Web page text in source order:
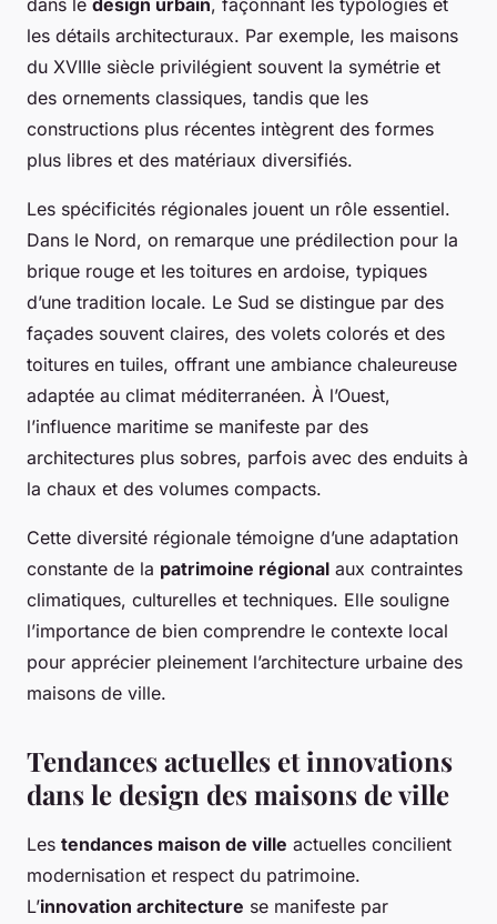
les détails architecturaux. Par exemple, les maisons
du XVIIIe siècle privilégient souvent la symétrie et
des ornements classiques, tandis que les
constructions plus récentes intègrent des formes
plus libres et des matériaux diversifiés.
Les spécificités régionales jouent un rôle essentiel.
Dans le Nord, on remarque une prédilection pour la
brique rouge et les toitures en ardoise, typiques
d’une tradition locale. Le Sud se distingue par des
façades souvent claires, des volets colorés et des
toitures en tuiles, offrant une ambiance chaleureuse
adaptée au climat méditerranéen. À l’Ouest,
l’influence maritime se manifeste par des
architectures plus sobres, parfois avec des enduits à
la chaux et des volumes compacts.
Cette diversité régionale témoigne d’une adaptation
constante de la patrimoine régional aux contraintes
climatiques, culturelles et techniques. Elle souligne
l’importance de bien comprendre le contexte local
pour apprécier pleinement l’architecture urbaine des
maisons de ville.
Tendances actuelles et innovations
dans le design des maisons de ville
Les tendances maison de ville actuelles concilient
modernisation et respect du patrimoine.
L’innovation architecture se manifeste par